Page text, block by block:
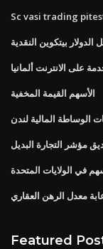
Sc vasi trading
الدولار بيتكوين النقدية
على الانترنت ألمانيا
الأسهم القيمة المخفية
الوساطة المالية لندن
مؤشر التجارة البديل
في الولايات المتحدة
Featured